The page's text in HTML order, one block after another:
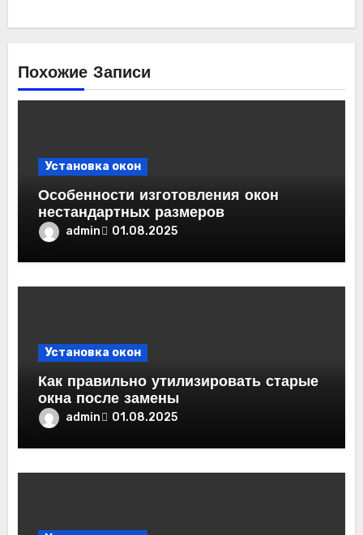
Похожие Записи
Установка окон
Особенности изготовления окон
нестандартных размеров
admin 01.08.2025
Установка окон
Как правильно утилизировать старые
окна после замены
admin 01.08.2025